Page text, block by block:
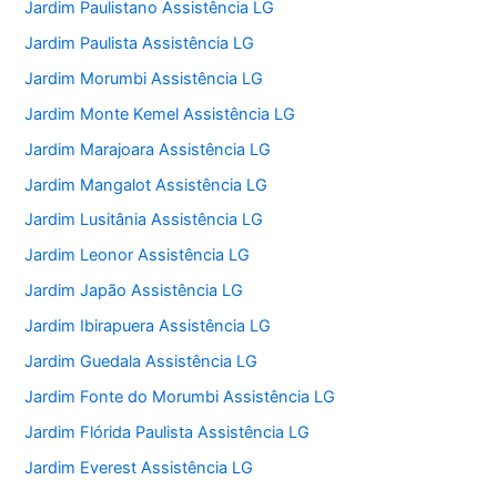
Jardim Paulistano Assistência LG
Jardim Paulista Assistência LG
Jardim Morumbi Assistência LG
Jardim Monte Kemel Assistência LG
Jardim Marajoara Assistência LG
Jardim Mangalot Assistência LG
Jardim Lusitânia Assistência LG
Jardim Leonor Assistência LG
Jardim Japão Assistência LG
Jardim Ibirapuera Assistência LG
Jardim Guedala Assistência LG
Jardim Fonte do Morumbi Assistência LG
Jardim Flórida Paulista Assistência LG
Jardim Everest Assistência LG